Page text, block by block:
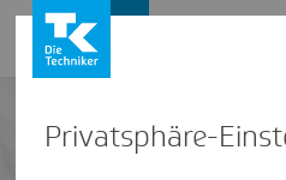
Privat­sphäre-